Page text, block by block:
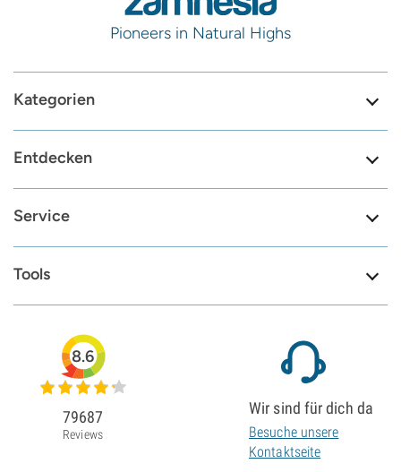
Pioneers in Natural Highs
Kategorien
Entdecken
Service
Tools
8.6
79687
Reviews
Wir sind für dich da
Besuche unsere
Kontaktseite